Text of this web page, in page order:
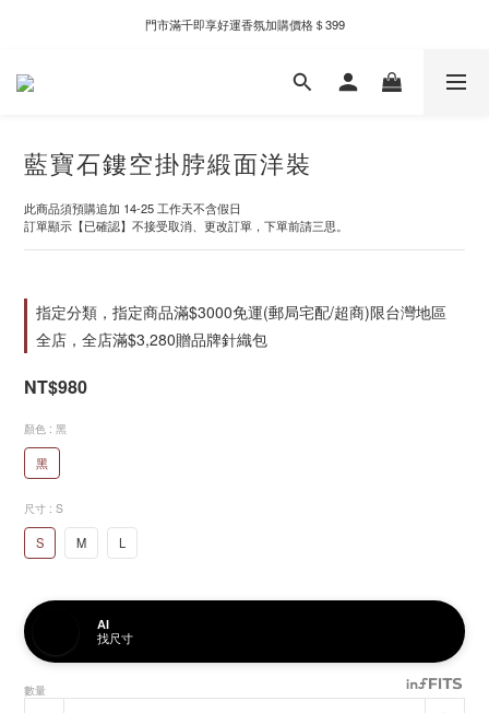
新自製款系列首批限時優惠｜單件95折，任兩件9折
門市滿千即享好運香氛加購價格＄399
新自製款系列首批限時優惠｜單件95折，任兩件9折
藍寶石鏤空掛脖緞面洋裝
此商品須預購追加 14-25 工作天不含假日
訂單顯示【已確認】不接受取消、更改訂單，下單前請三思。
指定分類，指定商品滿$3000免運(郵局宅配/超商)限台灣地區
全店，全店滿$3,280贈品牌針織包
NT$980
顏色 : 黑
黑
尺寸 : S
S M L
AI
找尺寸
數量